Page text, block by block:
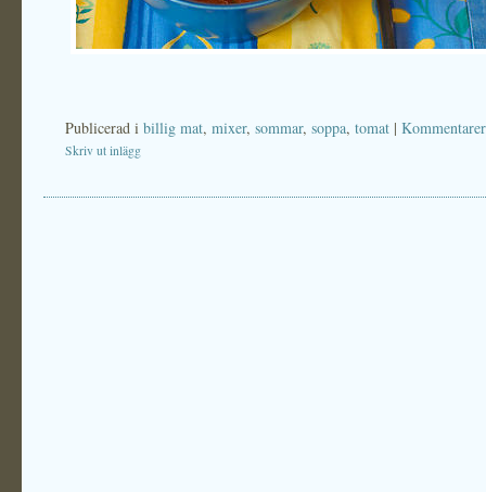
Publicerad i billig mat, mixer, sommar, soppa, tomat |
Skriv ut inlägg